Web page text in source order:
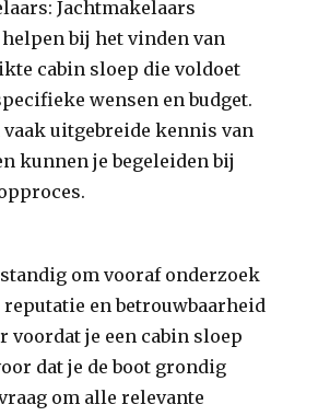
Jachtmakelaars
bij het vinden van
cabin sloep die voldoet
wensen en budget.
vaak uitgebreide kennis van
kunnen je begeleiden bij
om vooraf onderzoek
reputatie en betrouwbaarheid
voordat je een cabin sloep
dat je de boot grondig
om alle relevante